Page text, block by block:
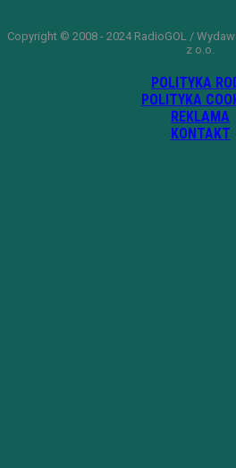
Copyright © 2008 - 2024 RadioGOL /
z o.o.
POLITYKA
POLITYKA
REKLAMA
KONTAKT